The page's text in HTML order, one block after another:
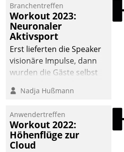
Mammutprojekte
meistern und Workloads
wuppen – bei zunehmend
anspruchsvollen
Aufgaben und
abnehmendem
Branchentreffen
Workout 2023:
Neuronaler
Aktivsport
Erst lieferten die Speaker
visionäre Impulse, dann
wurden die Gäste selbst
methodisch
Quartier. Dazwischen
zeigte Datatrain, was es
Neues zu bieten hat.
Nadja Hußmann
Anwendertreffen
Workout 2022:
Höhenflüge zur
Cloud